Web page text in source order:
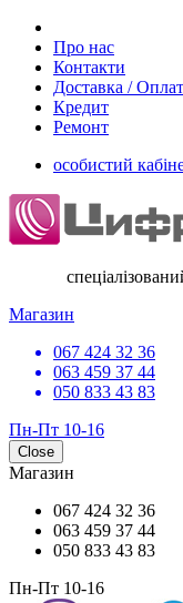
Про нас
Контакти
Доставка /
Кредит
Ремонт
особистий
Магазин
067 424 32 36
063 459 37 44
050 833 43 83
Пн-Пт 10-16
Close
Магазин
067 424 32 36
063 459 37 44
050 833 43 83
Пн-Пт 10-16